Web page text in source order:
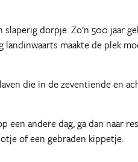
dorpje. Zo'n 500 jaar
landinwaarts maakte de plek
die in de zeventiende en
andere dag, ga dan naar
of een gebraden kippetje.